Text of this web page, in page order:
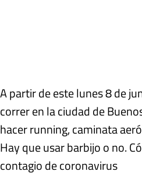
A partir de este lunes 8 de
correr en la ciudad de
hacer running, caminata
Hay que usar barbijo o no.
contagio de coronavirus